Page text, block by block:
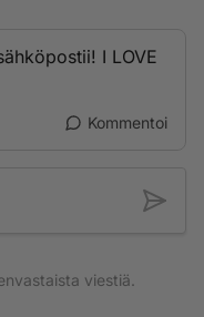
I LOVE
Kommentoi
viestiä.